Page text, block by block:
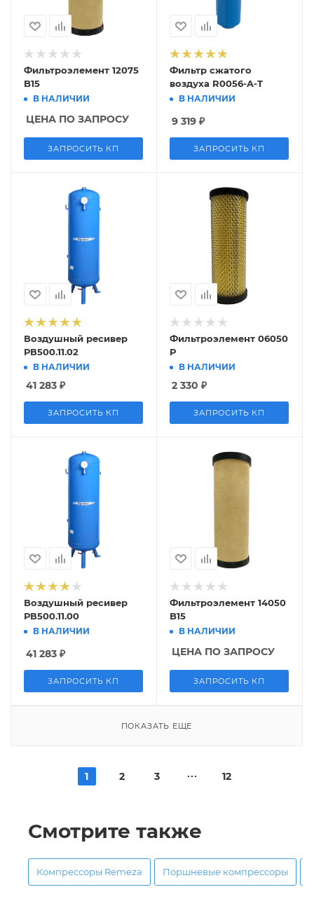
Фильтроэлемент 12075
B15
В НАЛИЧИИ
ЦЕНА ПО ЗАПРОСУ
ЗАПРОСИТЬ КП
Фильтр сжатого
воздуха R0056-A-T
В НАЛИЧИИ
9 319 ₽
ЗАПРОСИТЬ КП
Воздушный ресивер
РВ500.11.02
В НАЛИЧИИ
41 283 ₽
ЗАПРОСИТЬ КП
Фильтроэлемент 06050
P
В НАЛИЧИИ
2 330 ₽
ЗАПРОСИТЬ КП
Воздушный ресивер
РВ500.11.00
В НАЛИЧИИ
41 283 ₽
ЗАПРОСИТЬ КП
Фильтроэлемент 14050
B15
В НАЛИЧИИ
ЦЕНА ПО ЗАПРОСУ
ЗАПРОСИТЬ КП
ПОКАЗАТЬ ЕЩЕ
1 2 3 12
Смотрите также
Компрессоры Remeza Поршневые компрессоры